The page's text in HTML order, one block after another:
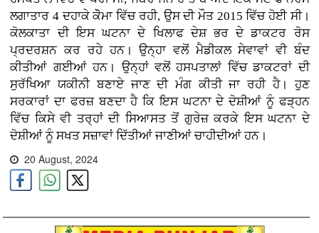
ਲਗਾਤਾਰ 4 ਦਹਾਕੇ ਕੋੋਮਾ ਵਿੱਚ ਰਹੀ, ਉਸ ਦੀ ਮੌਤ 2015 ਵਿੱਚ ਹੋਈ ਸੀ।
ਕੋਲਕਾਤਾ ਦੀ ਇਸ ਘਟਨਾ ਦੇ ਖਿਲਾਫ ਦੇਸ਼ ਭਰ ਦੇ ਡਾਕਟਰ ਰੋਸ
ਪ੍ਰਦਰਸ਼ਨ ਕਰ ਰਹੇ ਹਨ। ਉਨ੍ਹਾ ਵਲੋਂ ਮੈਡੀਕਲ ਸੇਵਾਵਾਂ ਵੀ ਬੰਦ
ਕੀਤੀਆਂ ਗਈਆਂ ਹਨ। ਉਨ੍ਹਾਂ ਵਲੋਂ ਹਸਪਤਾਲਾਂ ਵਿੱਚ ਡਾਕਟਰਾਂ ਦੀ
ਸੁਰੱਖਿਆ ਯਕੀਨੀ ਬਣਾਏ ਜਾਣ ਦੀ ਮੰਗ ਕੀਤੀ ਜਾ ਰਹੀ ਹੈ। ਹੁਣ
ਸਰਕਾਰਾਂ ਦਾ ਫਰਜ਼ ਬਣਦਾ ਹੈ ਕਿ ਇਸ ਘਟਨਾ ਦੇ ਦੋਸ਼ੀਆਂ ਨੂੰ ਫੜ੍ਹਨ
ਵਿੱਚ ਕਿਸੇ ਵੀ ਤਰ੍ਹਾਂ ਦੀ ਸਿਆਸਤ ਤੋਂ ਗੁਰੇਜ਼ ਕਰਕੇ ਇਸ ਘਟਨਾ ਦੇ
ਦੋਸ਼ੀਆਂ ਨੂੰ ਸਖਤ ਸਜ਼ਾਵਾਂ ਦਿੱਤੀਆਂ ਜਾਣੀਆਂ ਚਾਹੀਦੀਆਂ ਹਨ।
20 August, 2024